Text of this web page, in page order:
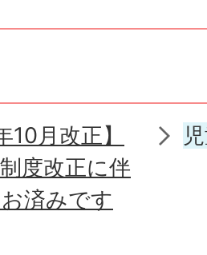
10月改正】
度改正に伴
済みです